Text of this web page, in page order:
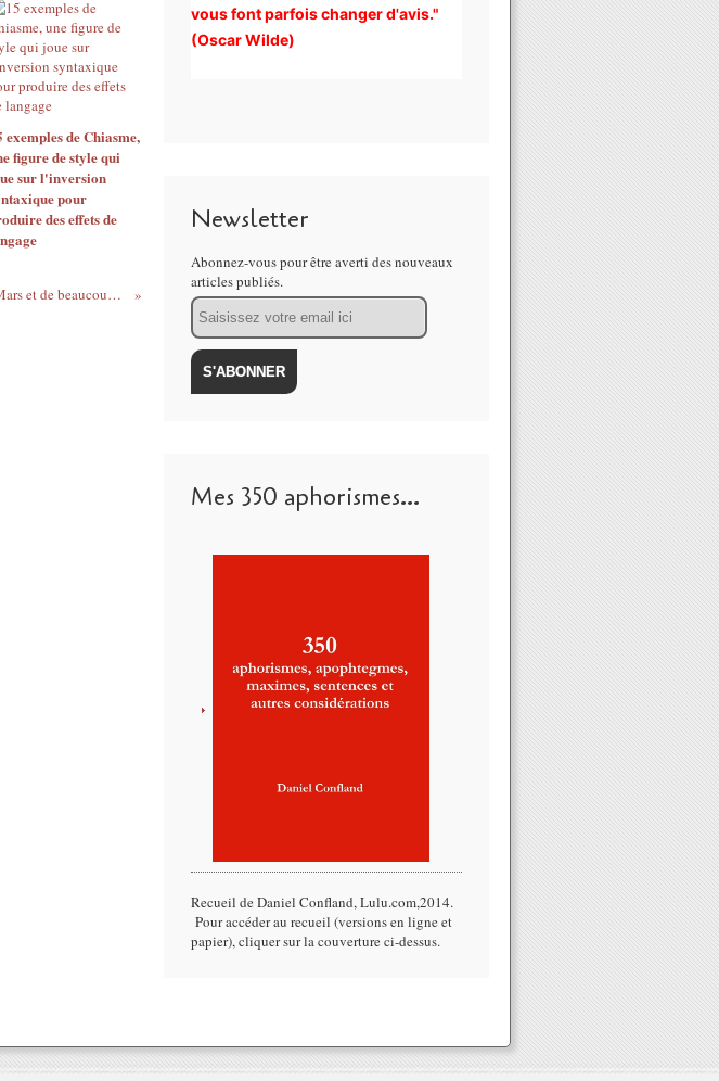
exemples de Chiasme,
figure de style qui
sur l'inversion
pour
des effets de
15 citations sur le mardi, le jour de Mars et de beaucoup d'autres...
vous font parfois changer d'avis."
(Oscar Wilde)
Newsletter
Abonnez-vous pour être averti des nouveaux
articles publiés.
Email
Mes 350 aphorismes...
Recueil de Daniel Confland, Lulu.com,2014.​
Pour accéder au recueil (versions en ligne et
papier), cliquer sur la couverture ci-dessus.